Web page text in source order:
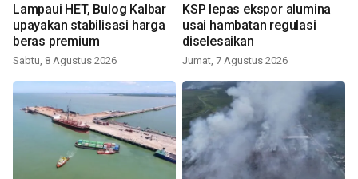
Lampaui HET, Bulog Kalbar
upayakan stabilisasi harga
beras premium
Sabtu, 8 Agustus 2026
KSP lepas ekspor alumina
usai hambatan regulasi
diselesaikan
Jumat, 7 Agustus 2026